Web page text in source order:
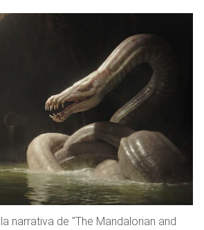
narrativa de "The Mandalorian and